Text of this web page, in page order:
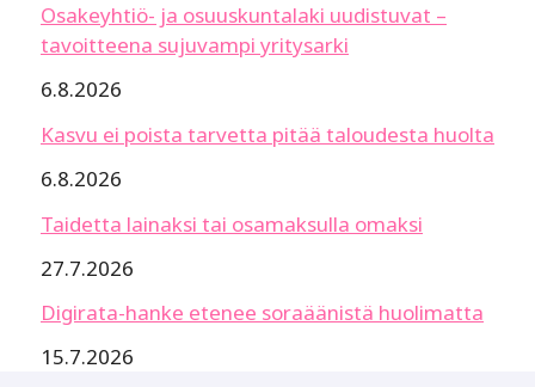
Osakeyhtiö- ja osuuskuntalaki uudistuvat –
tavoitteena sujuvampi yritysarki
6.8.2026
Kasvu ei poista tarvetta pitää taloudesta huolta
6.8.2026
Taidetta lainaksi tai osamaksulla omaksi
27.7.2026
Digirata-hanke etenee soraäänistä huolimatta
15.7.2026